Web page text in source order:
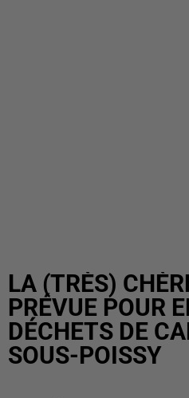
LA (TRÈS)
PRÉVUE POUR
DÉCHETS DE
SOUS-POISSY